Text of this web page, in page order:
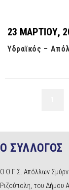
23 ΜΑΡΤΊΟΥ,
Υδραϊκός –
Ο ΣΥΛΛΟΓΟΣ
Ο Ο Γ.Σ. Απόλλων
Ριζούπολη, του Δήμου